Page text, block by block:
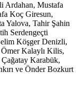
Ardahan, Mustafa
Koç Giresun,
Yalova, Tahir Şahin
Serdengeçti
Köşger Denizli,
Kalaylı Kilis,
Karabük,
ve Önder Bozkurt